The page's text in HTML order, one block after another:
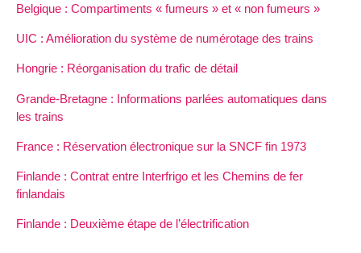
Belgique : Compartiments « fumeurs » et « non fumeurs »
UIC : Amélioration du système de numérotage des trains
Hongrie : Réorganisation du trafic de détail
Grande-Bretagne : Informations parlées automatiques dans
les trains
France : Réservation électronique sur la SNCF fin 1973
Finlande : Contrat entre Interfrigo et les Chemins de fer
finlandais
Finlande : Deuxième étape de l’électrification